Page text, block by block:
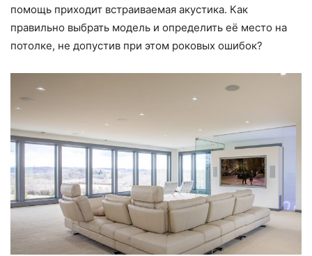
помощь приходит встраиваемая акустика. Как
правильно выбрать модель и определить её место на
потолке, не допустив при этом роковых ошибок?